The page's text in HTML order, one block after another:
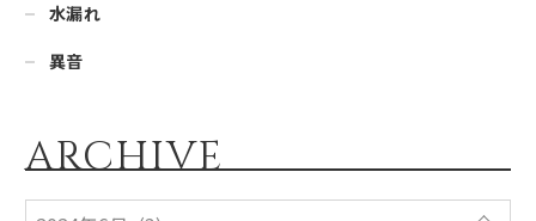
水漏れ
異音
ARCHIVE